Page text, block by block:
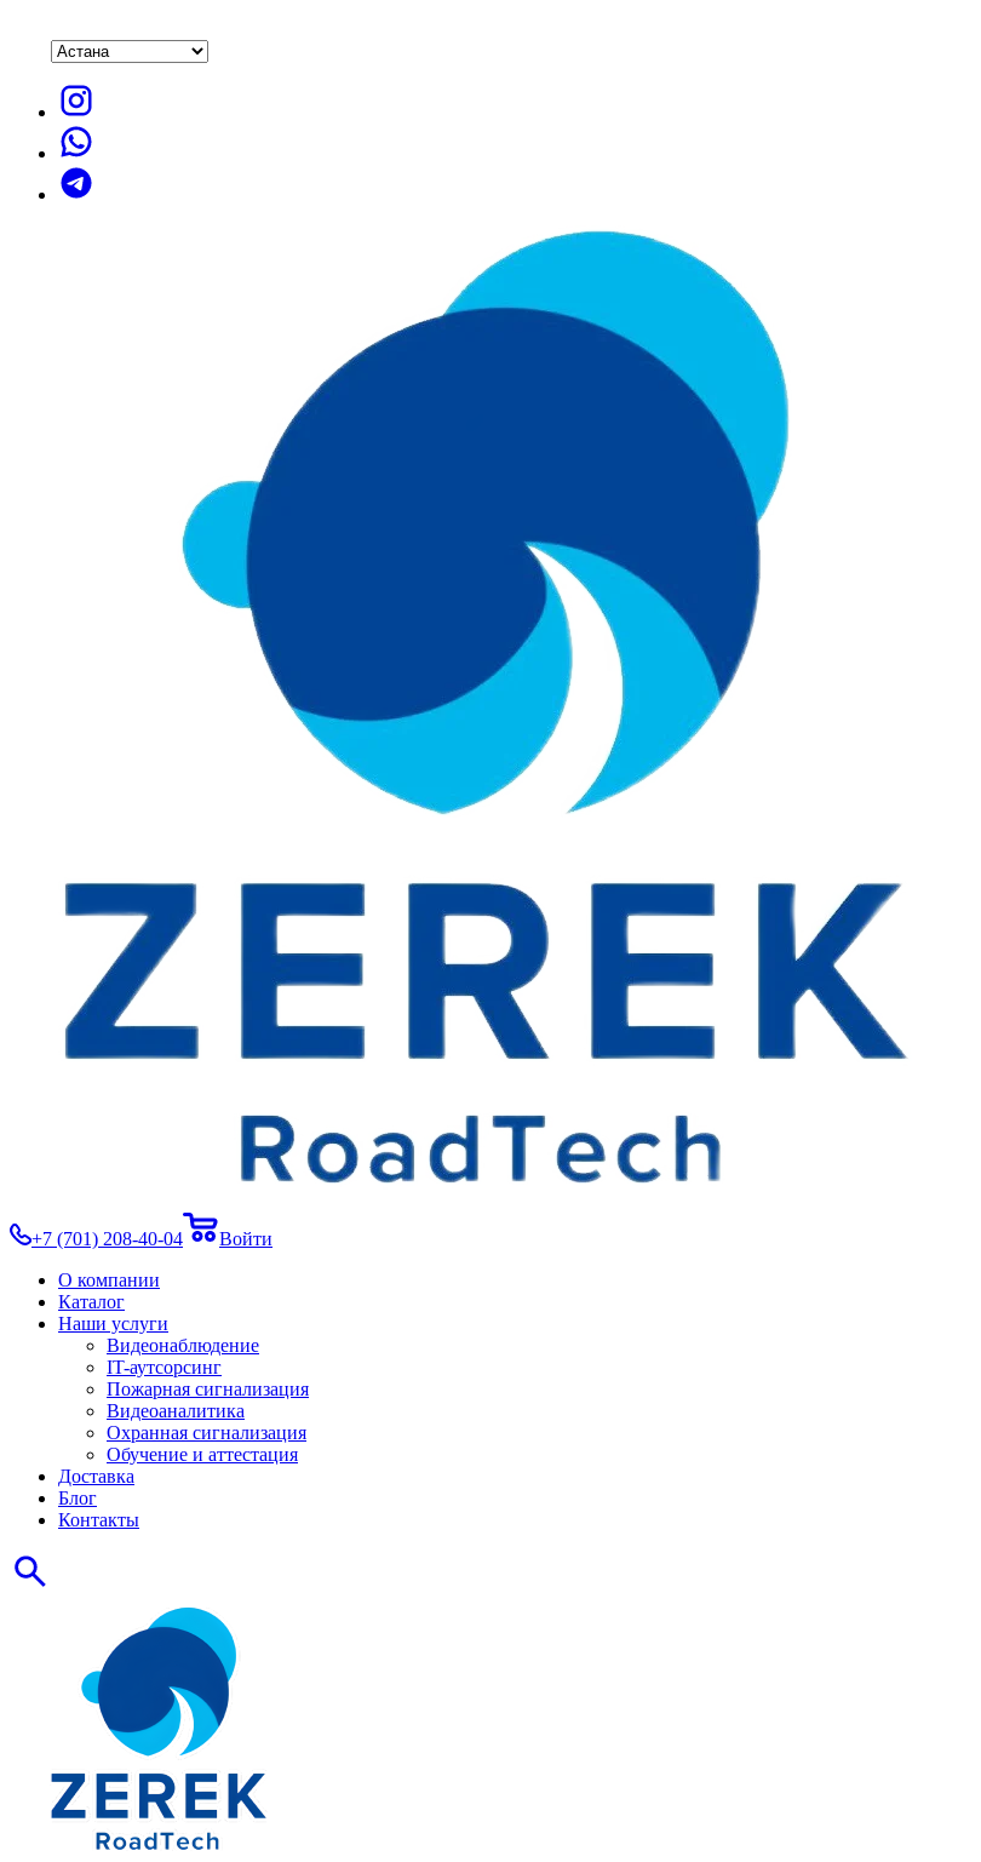
+7 (701) 208-40-04
Войти
О компании
Каталог
Наши услуги
Видеонаблюдение
IT-аутсорсинг
Пожарная сигнализация
Видеоаналитика
Охранная сигнализация
Обучение и аттестация
Доставка
Блог
Контакты